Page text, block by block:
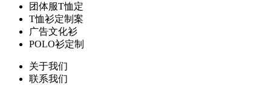
团体服T恤定
T恤衫定制案
广告文化衫
POLO衫定制
关于我们
联系我们